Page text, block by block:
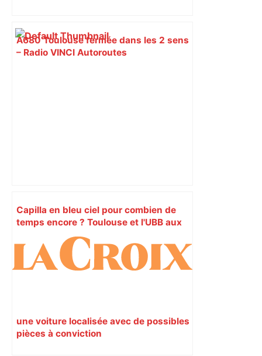
A680 Toulouse fermée dans les 2 sens
– Radio VINCI Autoroutes
Capilla en bleu ciel pour combien de
temps encore ? Toulouse et l'UBB aux
aguets – Rugbynistere
une voiture localisée avec de possibles
pièces à conviction